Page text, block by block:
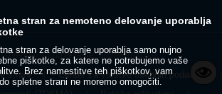
izvedba in vzdrževanje: Sigmateh d.o.o.
strani | Center za varstvo osebnih podatkov
stran za nemoteno delovanje uporablja
stran za delovanje uporablja samo nujno
piškotke, za katere ne potrebujemo vaše
Brez namestitve teh piškotkov, vam
spletne strani ne moremo omogočiti.